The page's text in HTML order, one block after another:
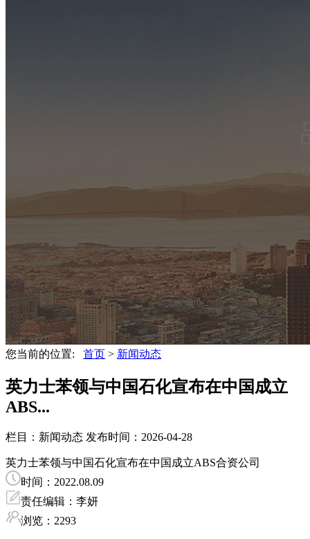
您当前的位置: 首页 > 新闻动态
英力士苯领与中国石化宣布在中国成立
ABS...
栏目：新闻动态 发布时间：2026-04-28
英力士苯领与中国石化宣布在中国成立ABS合资公司
时间：2022.08.09
责任编辑：李妍
浏览：2293